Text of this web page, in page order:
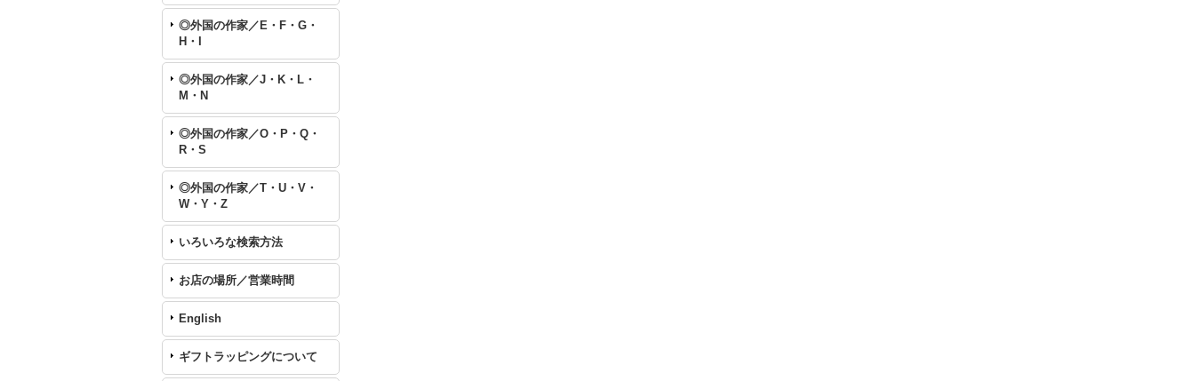
◎外国の作家／E・F・G・
H・I
◎外国の作家／J・K・L・
M・N
◎外国の作家／O・P・Q・
R・S
◎外国の作家／T・U・V・
W・Y・Z
いろいろな検索方法
お店の場所／営業時間
English
ギフトラッピングについて